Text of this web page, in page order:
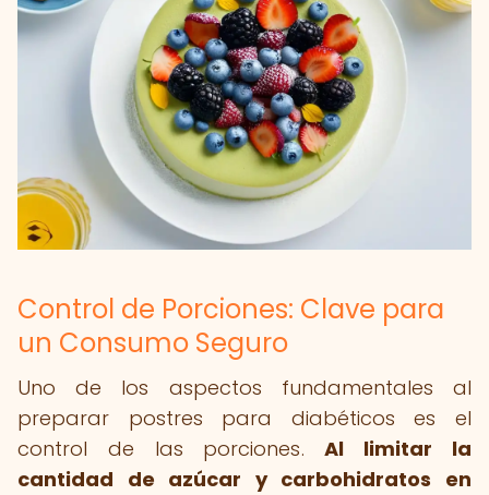
Control de Porciones: Clave para
un Consumo Seguro
Uno de los aspectos fundamentales al
preparar postres para diabéticos es el
control de las porciones.Al limitar la
cantidad de azúcar y carbohidratos en